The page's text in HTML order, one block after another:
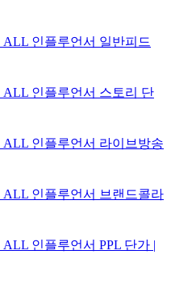
인플루언서 일반피드
인플루언서 스토리 단
인플루언서 라이브방송
인플루언서 브랜드콜라
인플루언서 PPL 단가 |